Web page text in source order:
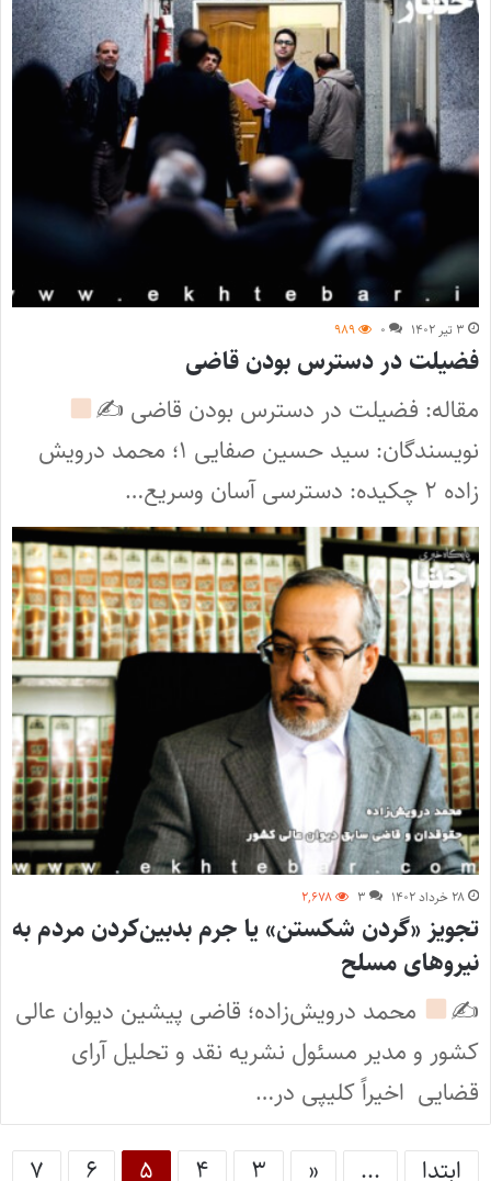
۳ تیر ۱۴۰۲ ۰ ۹۸۹
فضیلت در دسترس بودن قاضی
مقاله: فضیلت در دسترس بودن قاضی ✍
نویسندگان: سید حسین صفایی ۱؛ محمد درویش
زاده ۲ چکیده: دسترسی آسان وسریع…
۲۸ خرداد ۱۴۰۲ ۳ ۲,۶۷۸
تجویز «گردن‌ شکستن» یا جرم بدبین‌کردن مردم به
نیروهای مسلح
✍
محمد درویش‌زاده؛ قاضی پیشین دیوان عالی
کشور و مدیر مسئول نشریه نقد و تحلیل آرای
قضایی اخیراً کلیپی در…
ابتدا ...
« ۳ ۴ ۵ ۶ ۷